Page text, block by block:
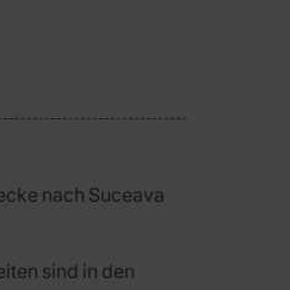
nach Suceava
sind in den